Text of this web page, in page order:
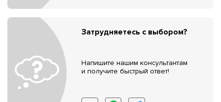
Затрудняетесь с выбором?
Напишите нашим консультантам
и получите быстрый ответ!